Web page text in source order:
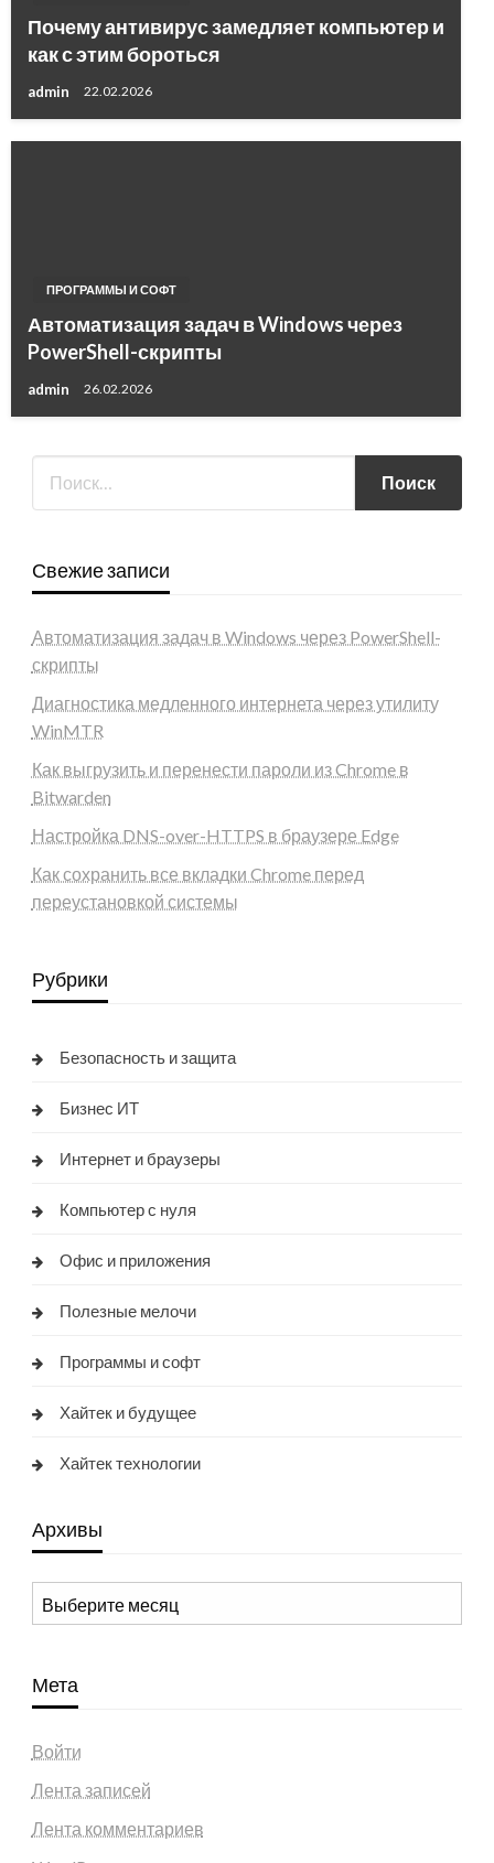
Почему антивирус замедляет компьютер и
как с этим бороться
admin 22.02.2026
ПРОГРАММЫ И СОФТ
Автоматизация задач в Windows через
PowerShell-скрипты
admin 26.02.2026
Свежие записи
Автоматизация задач в Windows через PowerShell-
скрипты
Диагностика медленного интернета через утилиту
WinMTR
Как выгрузить и перенести пароли из Chrome в
Bitwarden
Настройка DNS-over-HTTPS в браузере Edge
Как сохранить все вкладки Chrome перед
переустановкой системы
Рубрики
Безопасность и защита
Бизнес ИТ
Интернет и браузеры
Компьютер с нуля
Офис и приложения
Полезные мелочи
Программы и софт
Хайтек и будущее
Хайтек технологии
Архивы
Архивы
Мета
Войти
Лента записей
Лента комментариев